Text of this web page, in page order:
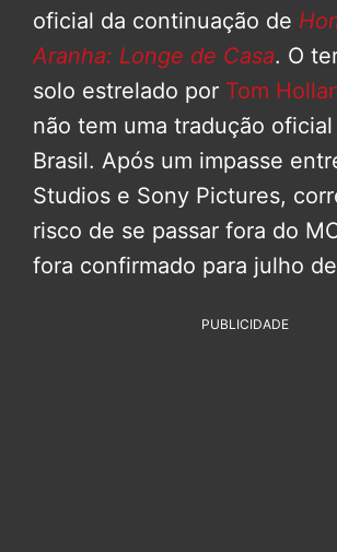
oficial da continuação de
Aranha: Longe de Casa. O
solo estrelado por Tom
não tem uma tradução
Brasil. Após um impasse
Studios e Sony Pictures,
risco de se passar fora do
fora confirmado para julho
PUBLICIDADE